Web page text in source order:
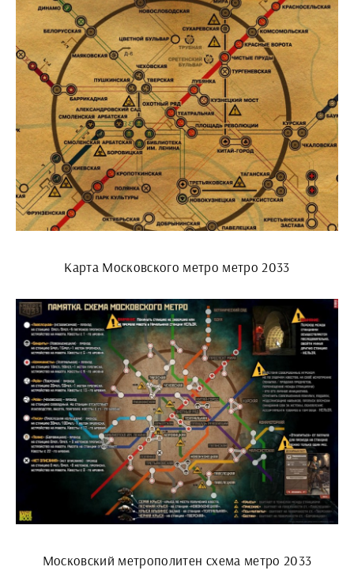
Карта Московского метро метро 2033
Московский метрополитен схема метро 2033